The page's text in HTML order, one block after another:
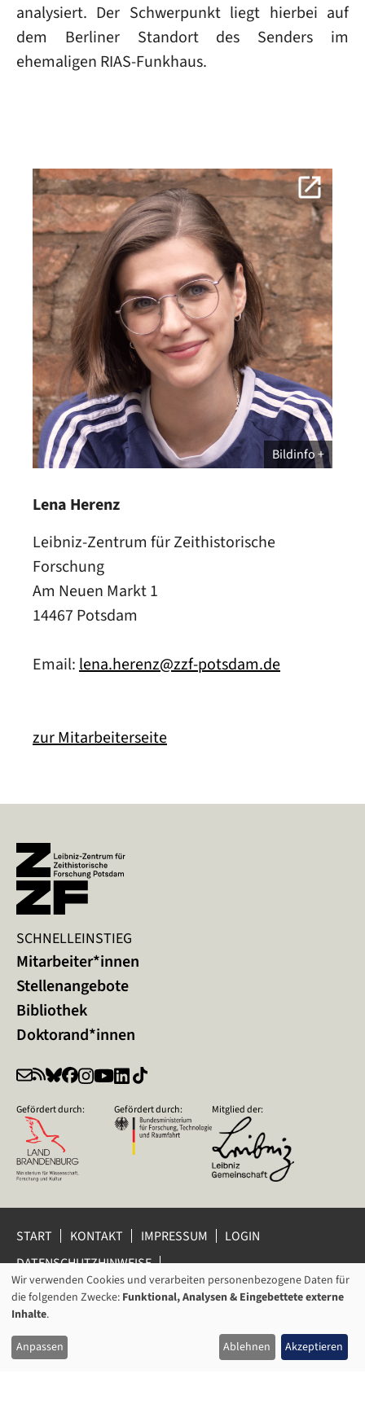
analysiert. Der Schwerpunkt liegt hierbei auf
dem Berliner Standort des Senders im
ehemaligen RIAS-Funkhaus.
Bildinfo
Lena Herenz
Leibniz-Zentrum für Zeithistorische
Forschung
Am Neuen Markt 1
14467 Potsdam
Email: lena.herenz@zzf-potsdam.de
zur Mitarbeiterseite
SCHNELLEINSTIEG
Mitarbeiter*innen
Stellenangebote
Bibliothek
Doktorand*innen
Gefördert durch: Gefördert durch: Mitglied der:
START KONTAKT IMPRESSUM
LOGIN
DATENSCHUTZHINWEISE
DATENSCHUTZ-EINSTELLUNGEN
HINWEISGEBERSCHUTZ
(ZZF) e.V.
VERWENDUNG
VON
PERSONENBEZOGENEN
DATEN
Wir verwenden Cookies und verarbeiten personenbezogene Daten für
die folgenden Zwecke: Funktional, Analysen & Eingebettete externe
Inhalte.
Anpassen Ablehnen Akzeptieren